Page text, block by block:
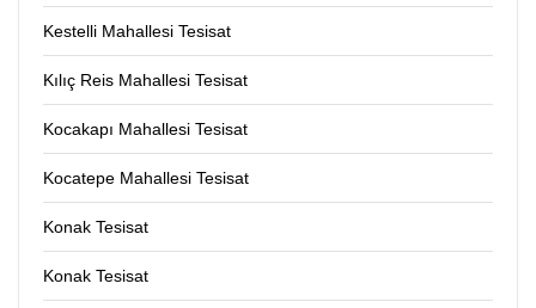
Kestelli Mahallesi Tesisat
Kılıç Reis Mahallesi Tesisat
Kocakapı Mahallesi Tesisat
Kocatepe Mahallesi Tesisat
Konak Tesisat
Konak Tesisat